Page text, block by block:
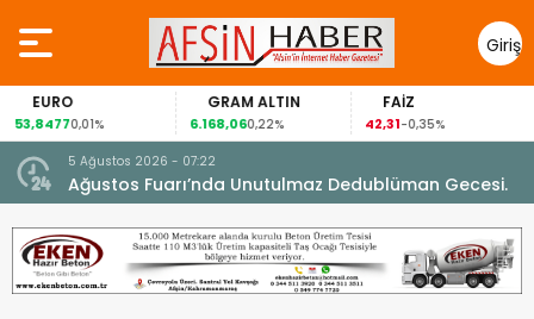
Giriş
Yap
EURO
53,84770,01%
GRAM ALTIN
6.168,060,22%
FAİZ
42,31-0,35%
5 Ağustos 2026 - 07:22
Ağustos Fuarı’nda Unutulmaz Dedublüman Gecesi.